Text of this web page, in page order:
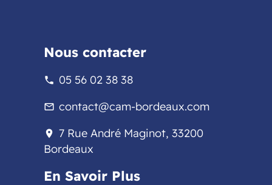
Nous contacter
phone 05 56 02 38 38
mail_outline contact@cam-bordeaux.com
location_on 7 Rue André Maginot, 33200
Bordeaux
En Savoir Plus